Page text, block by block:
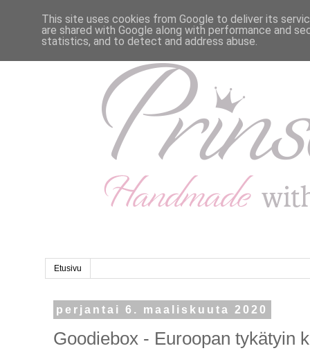
Etusivu
perjantai 6. maaliskuuta 2020
Goodiebox - Euroopan tykätyin
This site uses cookies from Google to deliver its
are shared with Google along with performance and
statistics, and to detect and address abuse.